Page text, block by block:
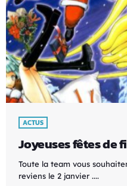
ACTUS
Joyeuses fêtes de
Toute la team vous
reviens le 2 janvier ....